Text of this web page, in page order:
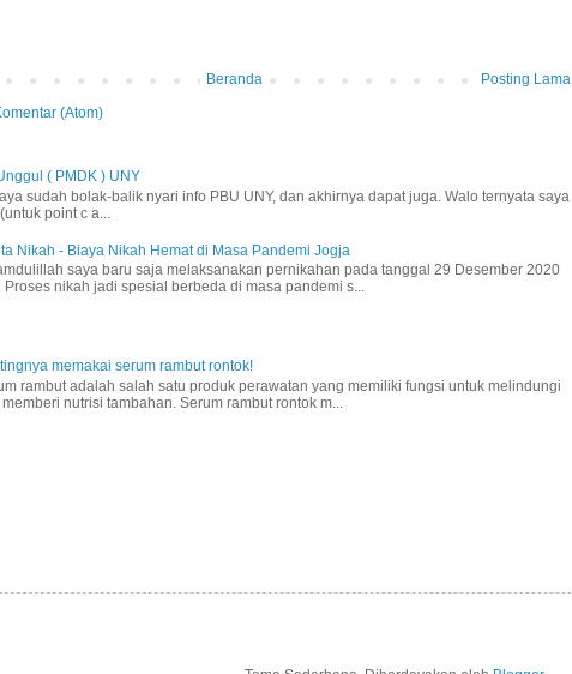
Posting Lama
Beranda
(Atom)
( PMDK ) UNY
sudah bolak-balik nyari info PBU UNY, dan akhirnya dapat juga. Walo ternyata saya
point c a...
Nikah - Biaya Nikah Hemat di Masa Pandemi Jogja
saya baru saja melaksanakan pernikahan pada tanggal 29 Desember 2020
Proses nikah jadi spesial berbeda di masa pandemi s...
memakai serum rambut rontok!
rambut adalah salah satu produk perawatan yang memiliki fungsi untuk melindungi
nutrisi tambahan. Serum rambut rontok m...